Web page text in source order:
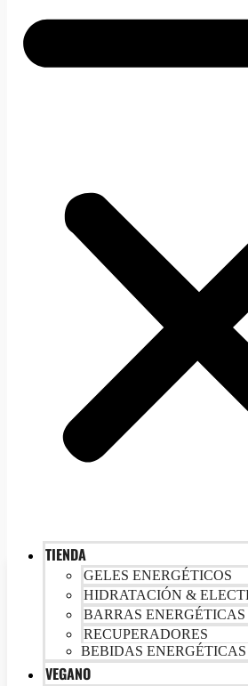
TIENDA
GELES ENERGÉTICOS
HIDRATACIÓN &
BARRAS ENERGÉTICAS
RECUPERADORES
BEBIDAS ENERGÉTICAS
VEGANO